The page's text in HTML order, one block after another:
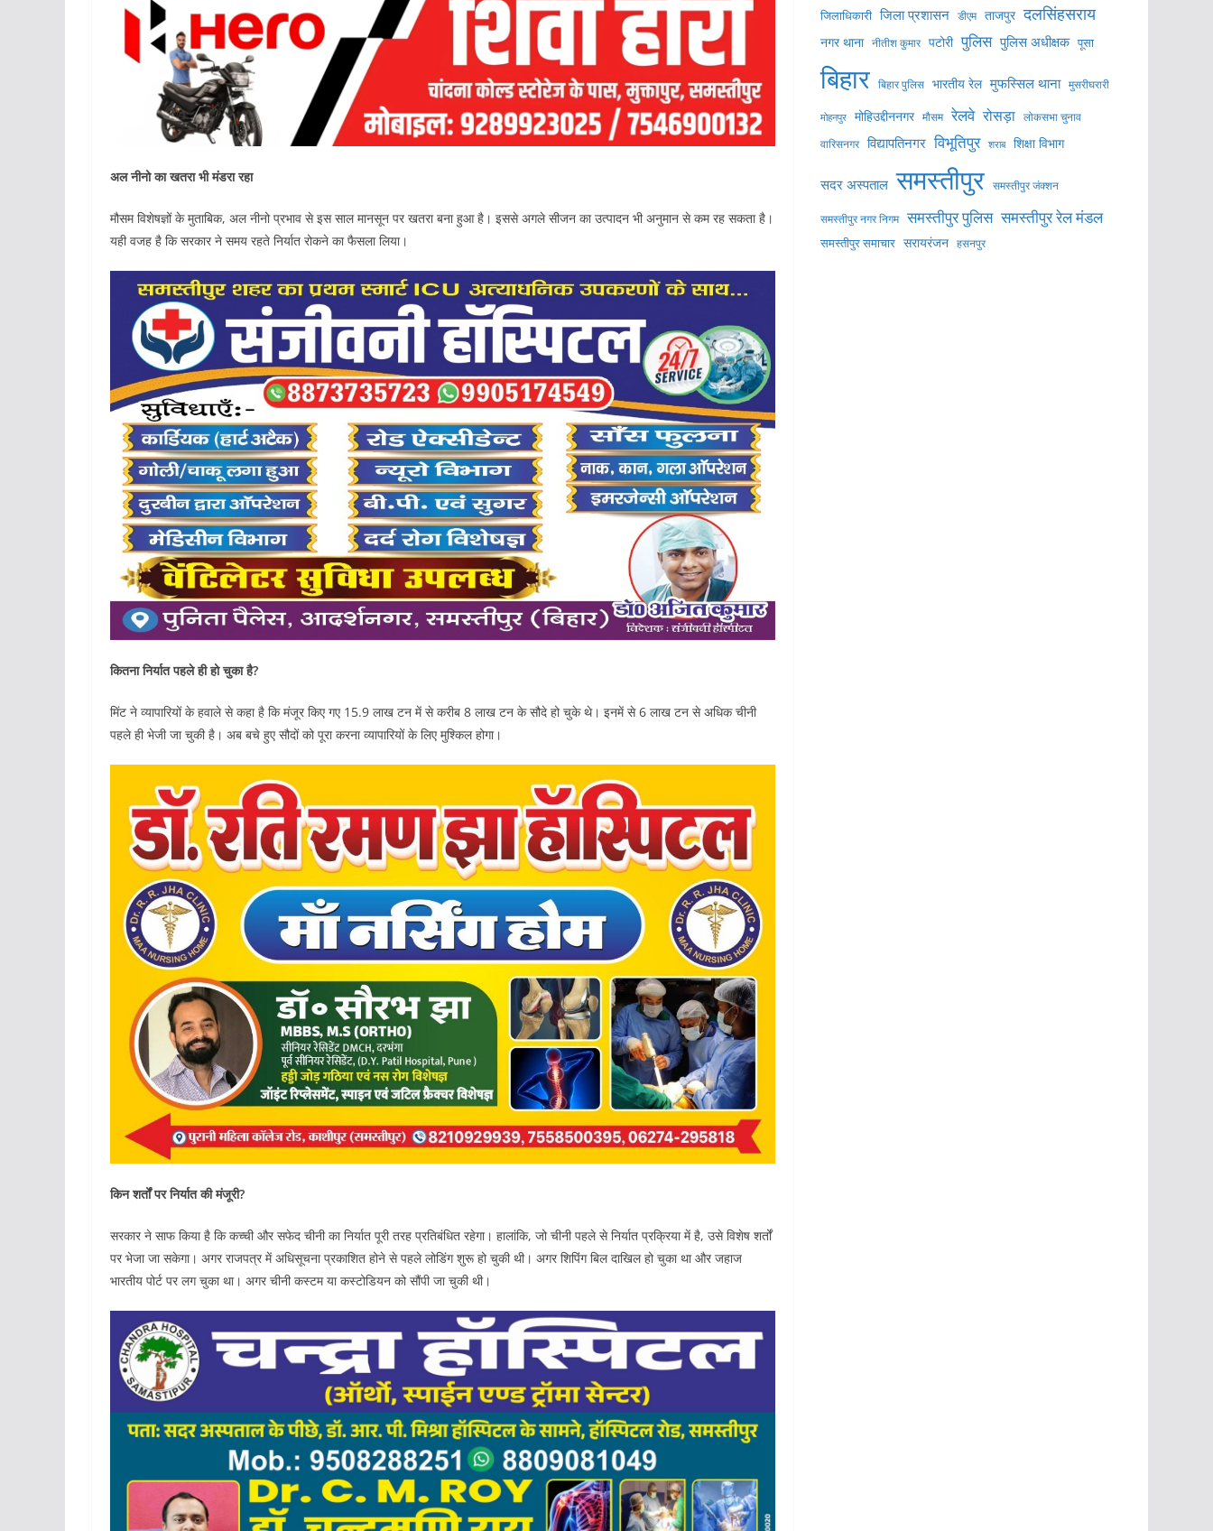
अल नीनो का खतरा भी मंडरा रहा
मौसम विशेषज्ञों के मुताबिक, अल नीनो प्रभाव से इस साल मानसून पर खतरा बना हुआ है। इससे अगले सीजन का उत्पादन भी अनुमान से कम रह सकता है।
यही वजह है कि सरकार ने समय रहते निर्यात रोकने का फैसला लिया।
कितना निर्यात पहले ही हो चुका है?
मिंट ने व्यापारियों के हवाले से कहा है कि मंजूर किए गए 15.9 लाख टन में से करीब 8 लाख टन के सौदे हो चुके थे। इनमें से 6 लाख टन से अधिक चीनी
पहले ही भेजी जा चुकी है। अब बचे हुए सौदों को पूरा करना व्यापारियों के लिए मुश्किल होगा।
किन शर्तों पर निर्यात की मंजूरी?
सरकार ने साफ किया है कि कच्ची और सफेद चीनी का निर्यात पूरी तरह प्रतिबंधित रहेगा। हालांकि, जो चीनी पहले से निर्यात प्रक्रिया में है, उसे विशेष शर्तों
पर भेजा जा सकेगा। अगर राजपत्र में अधिसूचना प्रकाशित होने से पहले लोडिंग शुरू हो चुकी थी। अगर शिपिंग बिल दाखिल हो चुका था और जहाज
भारतीय पोर्ट पर लग चुका था। अगर चीनी कस्टम या कस्टोडियन को सौंपी जा चुकी थी।
जिलाधिकारी जिला प्रशासन डीएम ताजपुर दलसिंहसराय
नगर थाना नीतीश कुमार पटोरी पुलिस पुलिस अधीक्षक पूसा
बिहार बिहार पुलिस भारतीय रेल मुफस्सिल थाना मुसरीघरारी
मोहनपुर मोहिउद्दीननगर मौसम रेलवे रोसड़ा लोकसभा चुनाव
वारिसनगर विद्यापतिनगर विभूतिपुर शराब शिक्षा विभाग
सदर अस्पताल समस्तीपुर समस्तीपुर जंक्शन
समस्तीपुर नगर निगम समस्तीपुर पुलिस समस्तीपुर रेल मंडल
समस्तीपुर समाचार सरायरंजन हसनपुर